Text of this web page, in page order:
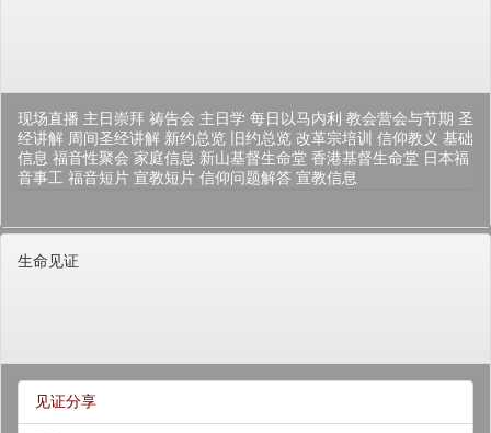
现场直播 主日崇拜 祷告会 主日学 每日以马内利 教会营会与节期 圣
经讲解 周间圣经讲解 新约总览 旧约总览 改革宗培训 信仰教义 基础
信息 福音性聚会 家庭信息 新山基督生命堂 香港基督生命堂 日本福
音事工 福音短片 宣教短片 信仰问题解答 宣教信息
生命见证
见证分享